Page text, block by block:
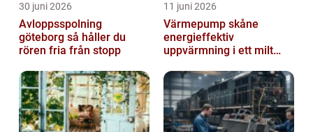
30 juni 2026
Avloppsspolning
göteborg så håller du
rören fria från stopp
11 juni 2026
Värmepump skåne
energieffektiv
uppvärmning i ett milt